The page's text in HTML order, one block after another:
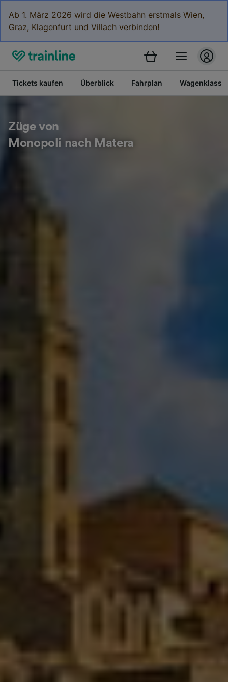
Ab 1. März 2026 wird die Westbahn erstmals Wien,
Graz, Klagenfurt und Villach verbinden!
Tickets kaufen Überblick Fahrplan
Züge von
Monopoli nach Matera